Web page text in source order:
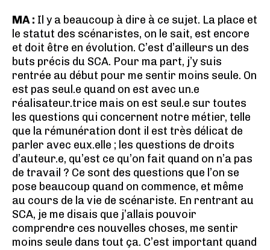
MA : Il y a beaucoup à dire à ce sujet. La place et
le statut des scénaristes, on le sait, est encore
et doit être en évolution. C’est d’ailleurs un des
buts précis du SCA. Pour ma part, j’y suis
rentrée au début pour me sentir moins seule. On
est pas seul.e quand on est avec un.e
réalisateur.trice mais on est seul.e sur toutes
les questions qui concernent notre métier, telle
que la rémunération dont il est très délicat de
parler avec eux.elle ; les questions de droits
d’auteur.e, qu’est ce qu’on fait quand on n’a pas
de travail ? Ce sont des questions que l’on se
pose beaucoup quand on commence, et même
au cours de la vie de scénariste. En rentrant au
SCA, je me disais que j’allais pouvoir
comprendre ces nouvelles choses, me sentir
moins seule dans tout ça. C’est important quand